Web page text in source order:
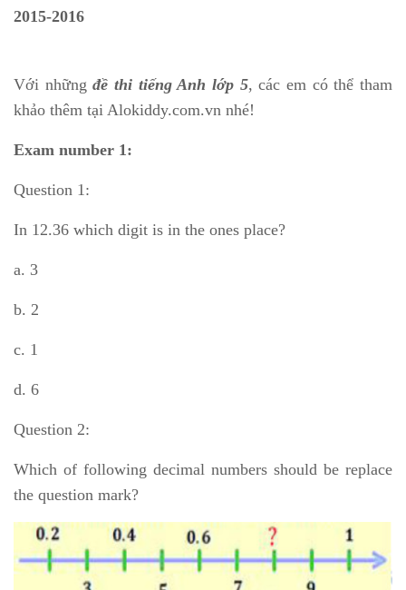
2015-2016
Với nhữngđề thi tiếng Anh lớp 5, các em có thể tham
khảo thêm tại Alokiddy.com.vn nhé!
Exam number 1:
Question 1:
In 12.36 which digit is in the ones place?
a. 3
b. 2
c. 1
d. 6
Question 2:
Which of following decimal numbers should be replace
the question mark?